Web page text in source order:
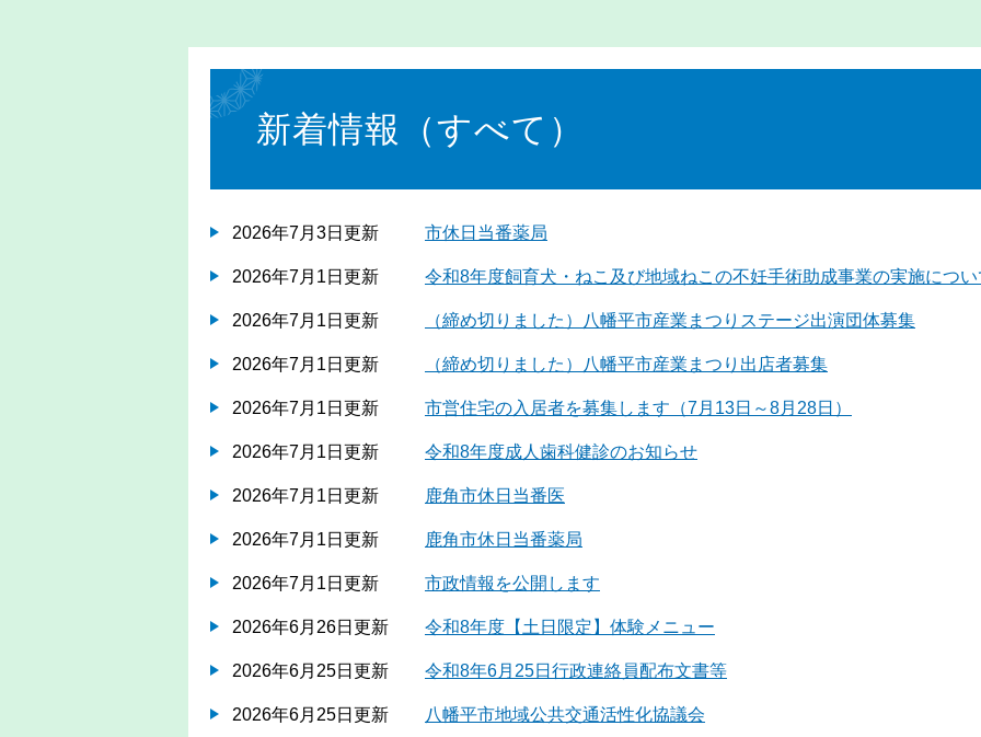
文
新着情報（すべて）
2026年7月3日更新 市休日当番薬局
2026年7月1日更新 令和8年度飼育犬・ねこ及び地域ねこの不妊手術助成事業の実施につい
2026年7月1日更新 （締め切りました）八幡平市産業まつりステージ出演団体募集
2026年7月1日更新 （締め切りました）八幡平市産業まつり出店者募集
2026年7月1日更新 市営住宅の入居者を募集します（7月13日～8月28日）
2026年7月1日更新 令和8年度成人歯科健診のお知らせ
2026年7月1日更新 鹿角市休日当番医
2026年7月1日更新 鹿角市休日当番薬局
2026年7月1日更新 市政情報を公開します
2026年6月26日更新 令和8年度【土日限定】体験メニュー
2026年6月25日更新 令和8年6月25日行政連絡員配布文書等
2026年6月25日更新 八幡平市地域公共交通活性化協議会